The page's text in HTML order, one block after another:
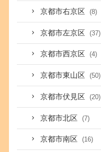
京都市右京区 (8)
京都市左京区 (37)
京都市西京区 (4)
京都市東山区 (50)
京都市伏見区 (20)
京都市北区 (7)
京都市南区 (16)